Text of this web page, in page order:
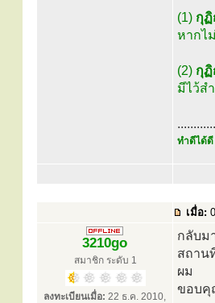
(1) กุฏิ
หากไ
(2) กุฏิ
มีไว้ส
ทำดีได้ดี
เมื่อ:
3210go
สมาชิก ระดับ 1
ลงทะเบียนเมื่อ: 22 ธ.ค. 2010,
กลับม
สถาน
ผม
ขอบคุ